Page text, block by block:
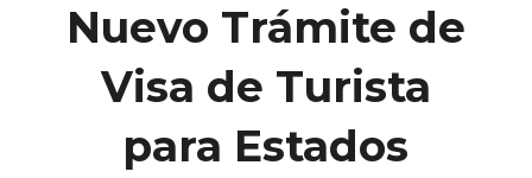
Nuevo Trámite de
Visa de Turista
para Estados